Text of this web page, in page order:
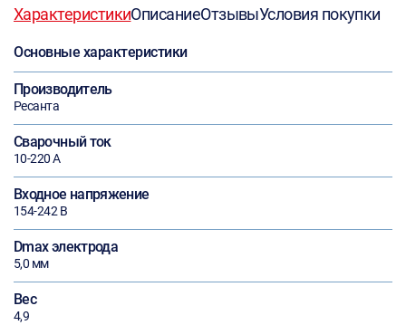
ХарактеристикиОписаниеОтзывыУсловия покупки
Основные характеристики
Производитель
Ресанта
Сварочный ток
10-220 А
Входное напряжение
154-242 В
Dmax электрода
5,0 мм
Вес
4,9